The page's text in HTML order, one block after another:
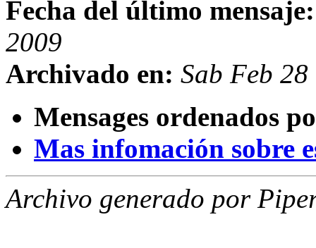
Fecha del último mensaje:
2009
Archivado en: Sab Feb
Mensages ordenados
Mas infomación sobre
Archivo generado por